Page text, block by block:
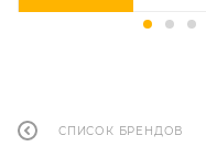
СПИСОК БРЕНДОВ